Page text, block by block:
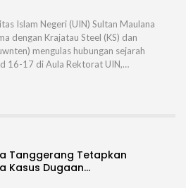
Islam Negeri (UIN) Sultan Maulana
dengan Krajatau Steel (KS) dan
mengulas hubungan sejarah
16-17 di Aula Rektorat UIN,…
Tanggerang Tetapkan
Kasus Dugaan…